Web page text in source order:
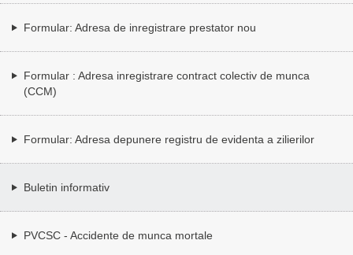
Formular: Adresa de inregistrare prestator nou
Formular : Adresa inregistrare contract colectiv de munca
(CCM)
Formular: Adresa depunere registru de evidenta a zilierilor
Buletin informativ
PVCSC - Accidente de munca mortale